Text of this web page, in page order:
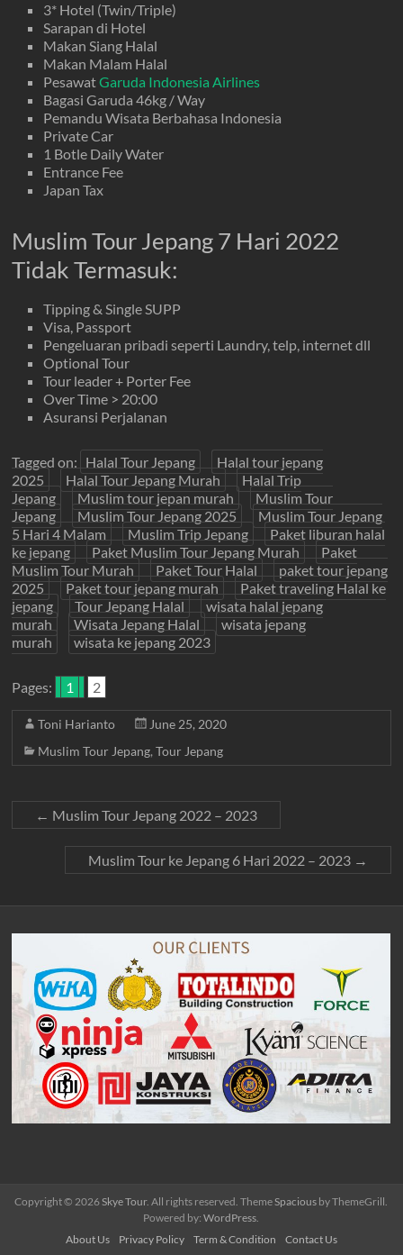
3* Hotel (Twin/Triple)
Sarapan di Hotel
Makan Siang Halal
Makan Malam Halal
PesawatGaruda Indonesia Airlines
Bagasi Garuda 46kg / Way
Pemandu Wisata Berbahasa Indonesia
Private Car
1 Botle Daily Water
Entrance Fee
Japan Tax
Muslim Tour Jepang 7 Hari 2022
Tidak Termasuk:
Tipping & Single SUPP
Visa, Passport
Pengeluaran pribadi seperti Laundry, telp, internet dll
Optional Tour
Tour leader + Porter Fee
Over Time > 20:00
Asuransi Perjalanan
Tagged on: Halal Tour Jepang
Halal tour jepang
2025
Halal Tour Jepang Murah
Halal Trip
Jepang
Muslim tour jepan murah
Muslim Tour
Jepang
Muslim Tour Jepang 2025
Muslim Tour Jepang
5 Hari 4 Malam
Muslim Trip Jepang
Paket liburan halal
ke jepang
Paket Muslim Tour Jepang Murah
Paket
Muslim Tour Murah
Paket Tour Halal
paket tour jepang
2025
Paket tour jepang murah
Paket traveling Halal ke
jepang
Tour Jepang Halal
wisata halal jepang
murah
Wisata Jepang Halal
wisata jepang
murah
wisata ke jepang 2023
Pages: 1 2
Toni Harianto
June 25, 2020
Muslim Tour Jepang,Tour Jepang
← Muslim Tour Jepang 2022 – 2023
Muslim Tour ke Jepang 6 Hari 2022 – 2023 →
Copyright © 2026Skye Tour. All rights reserved. ThemeSpacious by ThemeGrill.
Powered by:WordPress.
About Us
Privacy Policy Term & Condition Contact Us